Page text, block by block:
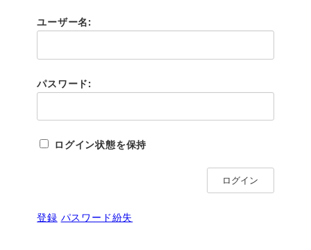
ユーザー名:
パスワード:
ログイン状態を保持
ログイン
登録 パスワード紛失